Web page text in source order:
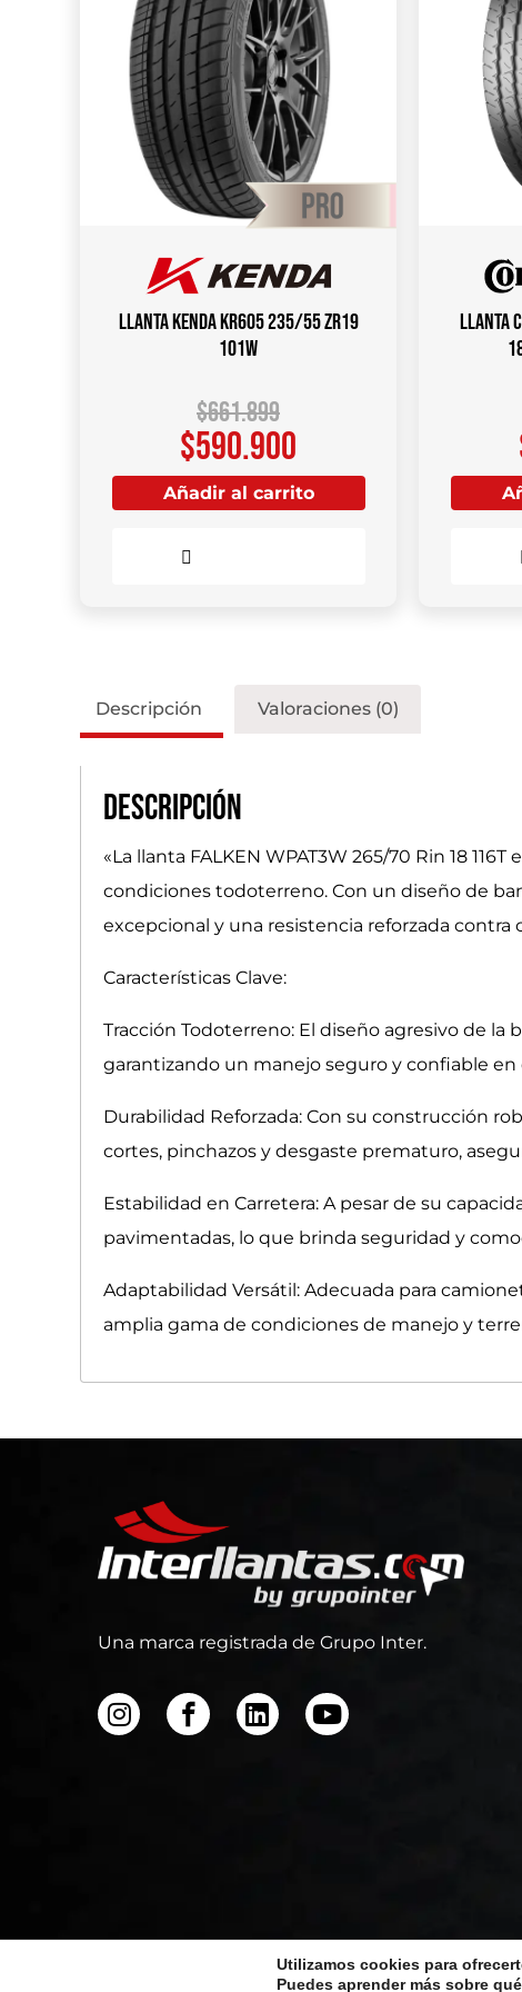
Llanta KENDA KR605 235/55 ZR19
101W
$661.899
$590.900
Añadir al carrito
Llanta
Descripción Valoraciones (0)
Descripción
«La llanta FALKEN WPAT3W 265/70 Rin 18
condiciones todoterreno. Con un diseño de
excepcional y una resistencia reforzada contra
Características Clave:
Tracción Todoterreno: El diseño agresivo de
garantizando un manejo seguro y confiable
Durabilidad Reforzada: Con su construcción
cortes, pinchazos y desgaste prematuro,
Estabilidad en Carretera: A pesar de su
pavimentadas, lo que brinda seguridad y
Adaptabilidad Versátil: Adecuada para
amplia gama de condiciones de manejo y
Una marca registrada de Grupo Inter.
Utilizamos cookies para
Puedes aprender más sobre